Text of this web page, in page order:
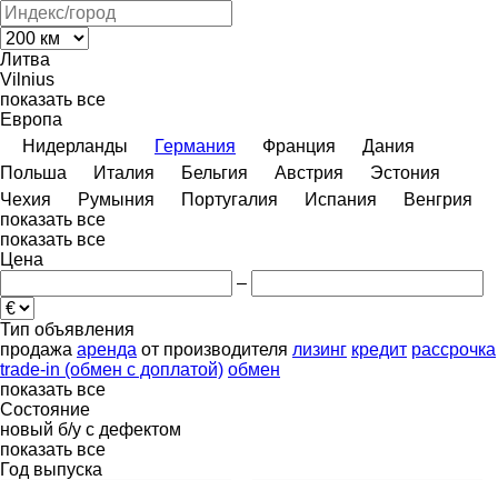
Литва
Vilnius
показать все
Европа
Нидерланды
Германия Франция
Дания
Польша
Италия Бельгия Австрия
Эстония
Чехия
Румыния Португалия Испания
Венгрия
показать все
показать все
Цена
–
Тип объявления
продажа аренда от производителя лизинг кредит рассрочка
trade-in (обмен с доплатой) обмен
показать все
Состояние
новый б/у с дефектом
показать все
Год выпуска